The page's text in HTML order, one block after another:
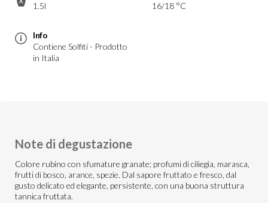
1.5l
16/18 °C
Info
Contiene Solfiti - Prodotto
in Italia
Note di degustazione
Colore rubino con sfumature granate; profumi di ciliegia, marasca,
frutti di bosco, arance, spezie. Dal sapore fruttato e fresco, dal
gusto delicato ed elegante, persistente, con una buona struttura
tannica fruttata.